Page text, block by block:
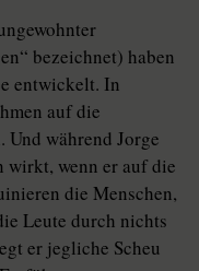
bezeichnet) haben
entwickelt. In
auf die
während Jorge
wirkt, wenn er auf die
die Menschen,
Leute durch nichts
er jegliche Scheu